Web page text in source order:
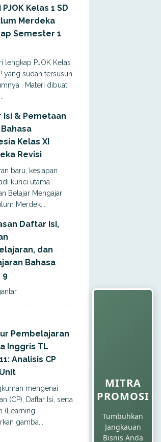
Kelas 1 SD
Merdeka
Semester 1
lengkap PJOK Kelas
yang sudah tersusun
. Materi dibuat
Isi & Pemetaan
Bahasa
Kelas XI
Revisi
baru, kesiapan
kunci utama
Belajar Mengajar
Merdek...
Daftar Isi,
dan
Bahasa
9
Pembelajaran
Inggris TL
Analisis CP
mengenai
(CP), Daftar Isi, serta
(Learning
gamba...
MITRA
PROMOSI
Tumbuhkan
Jangkauan
Bisnis Anda